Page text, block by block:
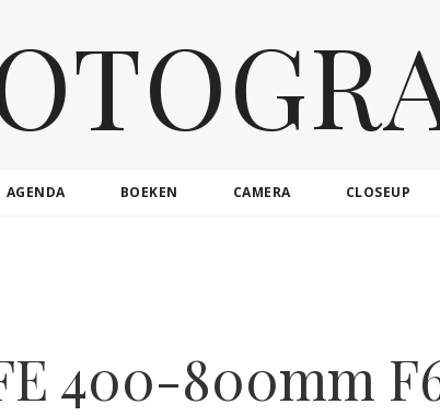
AGENDA BOEKEN CAMERA CLOSEUP
400-800mm